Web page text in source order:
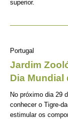
superior.
Portugal
Jardim
Dia Mundial
No próximo dia 29
conhecer o Tigre-
estimular os